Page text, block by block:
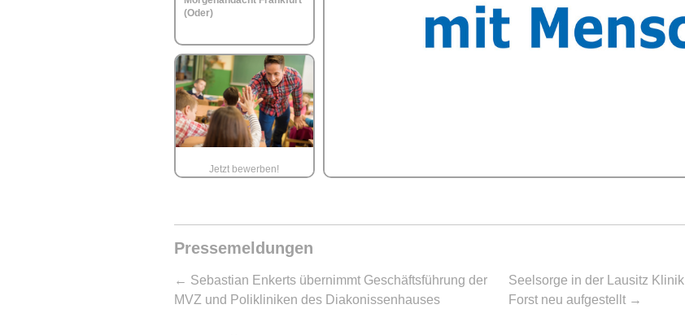
(Oder)
Jetzt bewerben!
Pressemeldungen
← Sebastian Enkerts übernimmt Geschäftsführung der
MVZ und Polikliniken des Diakonissenhauses
Seelsorge in der Lausitz Klinik
Forst neu aufgestellt →